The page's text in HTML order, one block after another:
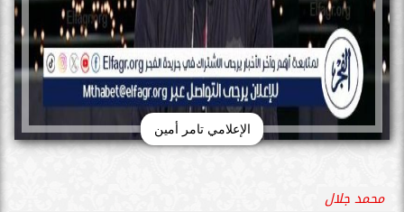
الإعلامي تامر أمين
محمد جلال